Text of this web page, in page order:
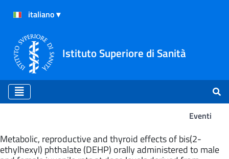
Istituto Superiore di Sanità
Eventi
Eventi
Metabolic, reproductive and thyroid effects of bis(2-
ethylhexyl) phthalate (DEHP) orally administered to male